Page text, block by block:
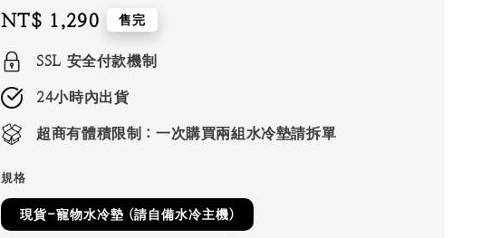
Regular
price
NT$ 1,290 售完
SSL 安全付款機制
24小時內出貨
超商有體積限制：一次購買兩組水冷墊請拆單
規格
現貨-寵物水冷墊 (請自備水冷主機)